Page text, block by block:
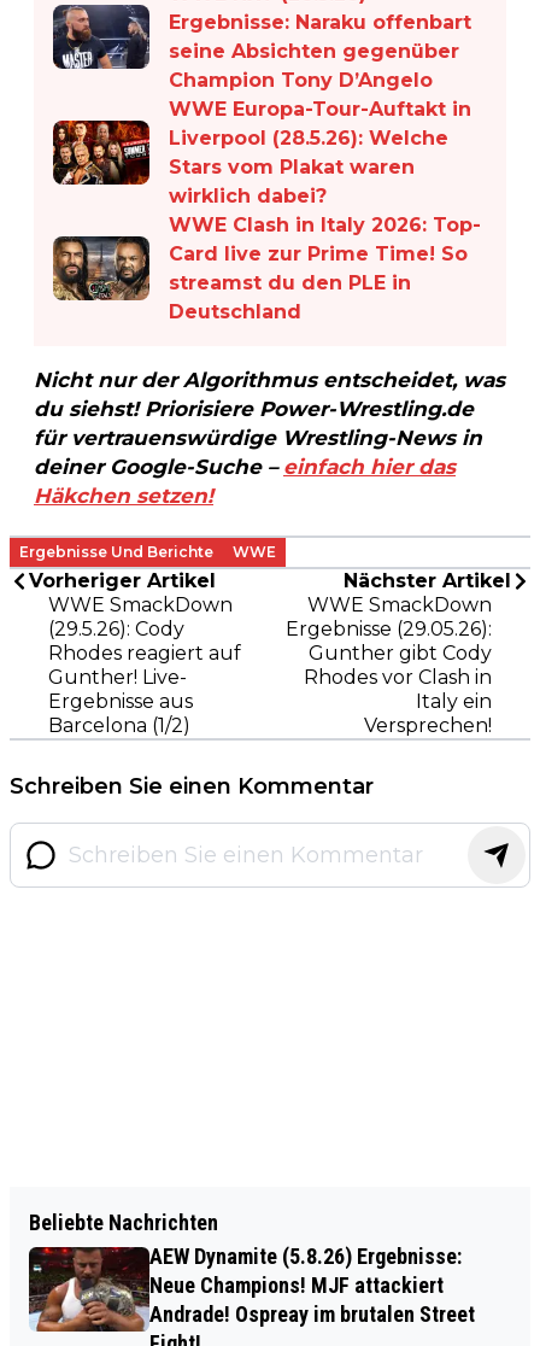
Ergebnisse: Naraku offenbart
seine Absichten gegenüber
Champion Tony D’Angelo
WWE Europa-Tour-Auftakt in
Liverpool (28.5.26): Welche
Stars vom Plakat waren
wirklich dabei?
WWE Clash in Italy 2026: Top-
Card live zur Prime Time! So
streamst du den PLE in
Deutschland
Nicht nur der Algorithmus entscheidet, was
du siehst! Priorisiere Power-Wrestling.de
für vertrauenswürdige Wrestling-News in
deiner Google-Suche – einfach hier das
Häkchen setzen!
Ergebnisse Und Berichte WWE
Vorheriger Artikel
WWE SmackDown
(29.5.26): Cody
Rhodes reagiert auf
Gunther! Live-
Ergebnisse aus
Barcelona (1/2)
Nächster Artikel
WWE SmackDown
Ergebnisse (29.05.26):
Gunther gibt Cody
Rhodes vor Clash in
Italy ein
Versprechen!
Schreiben Sie einen Kommentar
Beliebte Nachrichten
AEW Dynamite (5.8.26) Ergebnisse:
Neue Champions! MJF attackiert
Andrade! Ospreay im brutalen Street